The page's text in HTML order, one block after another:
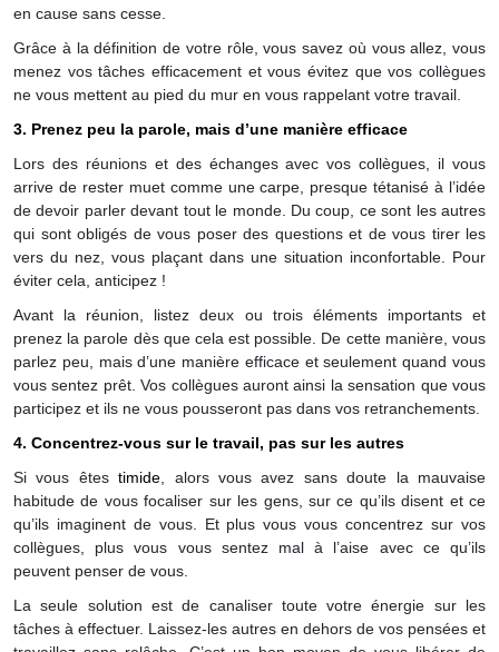
en cause sans cesse.
Grâce à la définition de votre rôle, vous savez où vous allez, vous
menez vos tâches efficacement et vous évitez que vos collègues
ne vous mettent au pied du mur en vous rappelant votre travail.
3. Prenez peu la parole, mais d’une manière efficace
Lors des réunions et des échanges avec vos collègues, il vous
arrive de rester muet comme une carpe, presque tétanisé à l’idée
de devoir parler devant tout le monde. Du coup, ce sont les autres
qui sont obligés de vous poser des questions et de vous tirer les
vers du nez, vous plaçant dans une situation inconfortable. Pour
éviter cela, anticipez !
Avant la réunion, listez deux ou trois éléments importants et
prenez la parole dès que cela est possible. De cette manière, vous
parlez peu, mais d’une manière efficace et seulement quand vous
vous sentez prêt. Vos collègues auront ainsi la sensation que vous
participez et ils ne vous pousseront pas dans vos retranchements.
4. Concentrez-vous sur le travail, pas sur les autres
Si vous êtestimide , alors vous avez sans doute la mauvaise
habitude de vous focaliser sur les gens, sur ce qu’ils disent et ce
qu’ils imaginent de vous. Et plus vous vous concentrez sur vos
collègues, plus vous vous sentez mal à l’aise avec ce qu’ils
peuvent penser de vous.
La seule solution est de canaliser toute votre énergie sur les
tâches à effectuer. Laissez-les autres en dehors de vos pensées et